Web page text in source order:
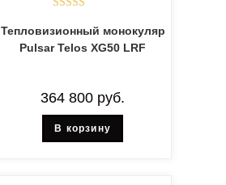
из 5
Тепловизионный монокуляр
Pulsar Telos XG50 LRF
364 800 руб.
В корзину